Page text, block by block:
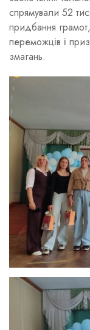
спрямували 52
придбання
переможців і
змагань.